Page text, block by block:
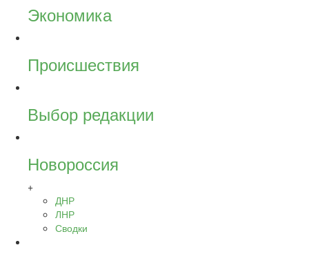
Экономика
Происшествия
Выбор редакции
Новороссия
+
ДНР
ЛНР
Сводки